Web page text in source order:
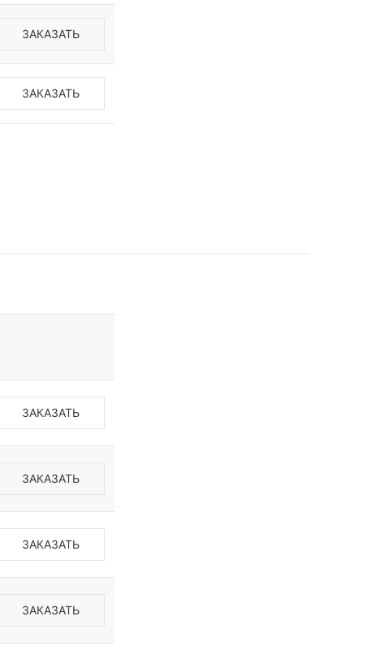
ЗАКАЗАТЬ
ЗАКАЗАТЬ
ЗАКАЗАТЬ
ЗАКАЗАТЬ
ЗАКАЗАТЬ
ЗАКАЗАТЬ